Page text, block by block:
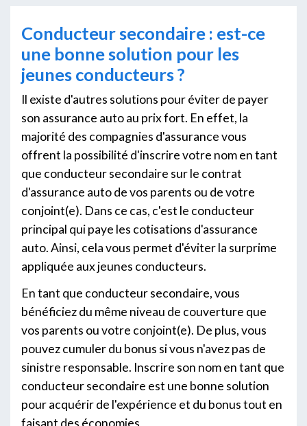
Conducteur secondaire : est-ce
une bonne solution pour les
jeunes conducteurs ?
Il existe d'autres solutions pour éviter de payer
son assurance auto au prix fort. En effet, la
majorité des compagnies d'assurance vous
offrent la possibilité d'inscrire votre nom en tant
que conducteur secondaire sur le contrat
d'assurance auto de vos parents ou de votre
conjoint(e). Dans ce cas, c'est le conducteur
principal qui paye les cotisations d'assurance
auto. Ainsi, cela vous permet d'éviter la surprime
appliquée aux jeunes conducteurs.
En tant que conducteur secondaire, vous
bénéficiez du même niveau de couverture que
vos parents ou votre conjoint(e). De plus, vous
pouvez cumuler du bonus si vous n'avez pas de
sinistre responsable. Inscrire son nom en tant que
conducteur secondaire est une bonne solution
pour acquérir de l'expérience et du bonus tout en
faisant des économies.